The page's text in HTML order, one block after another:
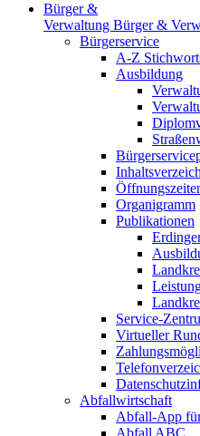
Bürger &
Verwaltung Bürger &
Bürgerservice
A-Z
Ausbildung
Organigramm
Publikationen
Service-
Virtueller
Abfallwirtschaft
Abfall-App
Abfall ABC